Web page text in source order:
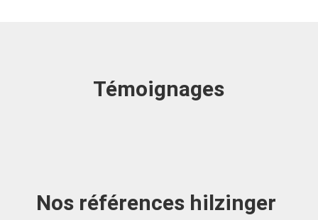
Témoignages
Nos références hilzinger